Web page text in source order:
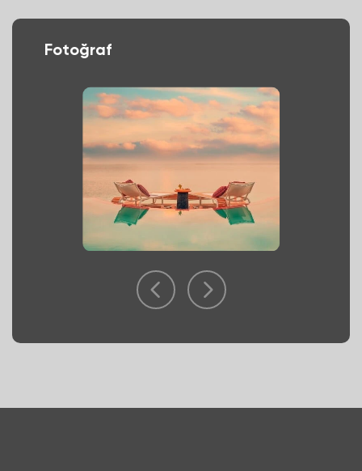
Fotoğraf
ŞİRKET PROFİLİ
HİZMETLERİMİZ
PAKET OLUŞTUR
NEDEN LABIANCE
ŞİRKET İMGESİ